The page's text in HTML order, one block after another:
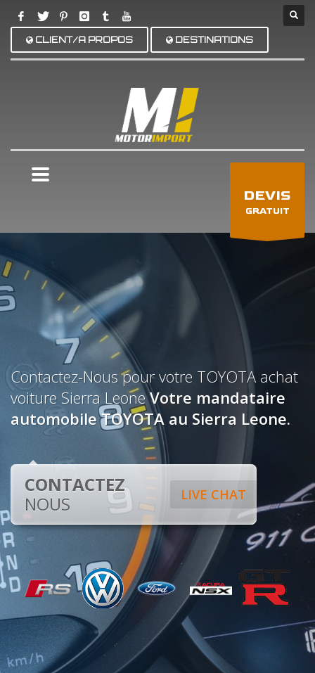
CLIENT/A PROPOS DESTINATIONS
DEVIS
GRATUIT
Contactez-Nous pour votre TOYOTA achat
voiture Sierra LeoneVotre mandataire
automobile TOYOTA au Sierra Leone.
LIVE CHAT
CONTACTEZ
NOUS